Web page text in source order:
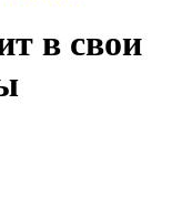
в свои